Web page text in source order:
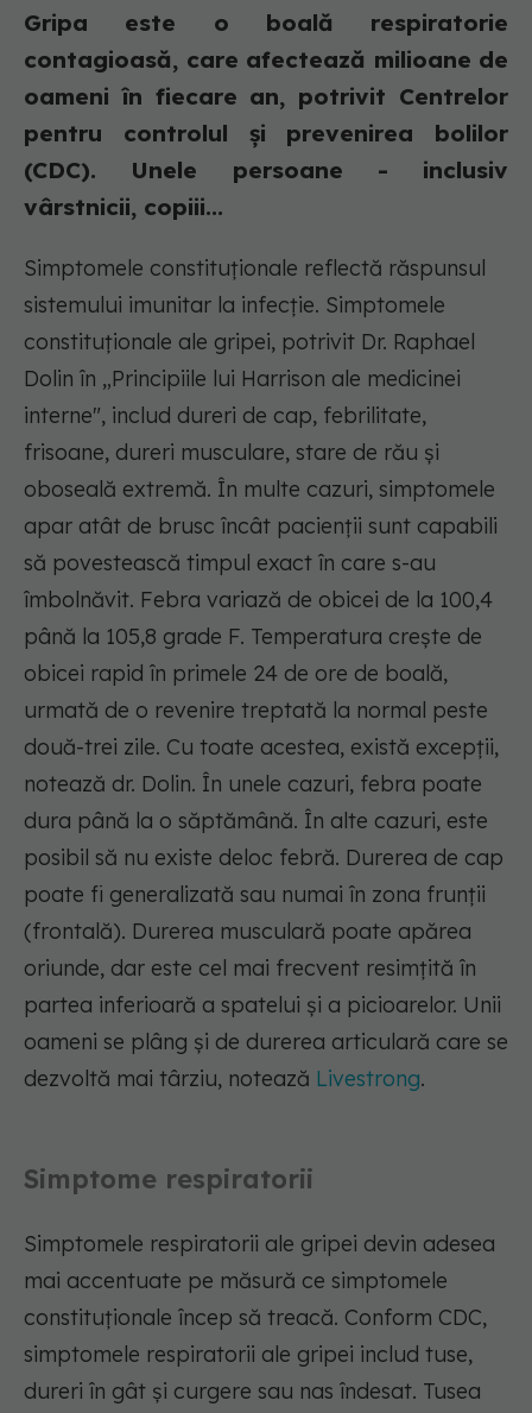
Gripa este o boală respiratorie
contagioasă, care afectează milioane de
oameni în fiecare an, potrivit Centrelor
pentru controlul și prevenirea bolilor
(CDC). Unele persoane - inclusiv
vârstnicii, copiii...
Simptomele constituționale reflectă răspunsul
sistemului imunitar la infecție. Simptomele
constituționale ale gripei, potrivit Dr. Raphael
Dolin în „Principiile lui Harrison ale medicinei
interne", includ dureri de cap, febrilitate,
frisoane, dureri musculare, stare de rău și
oboseală extremă. În multe cazuri, simptomele
apar atât de brusc încât pacienții sunt capabili
să povestească timpul exact în care s-au
îmbolnăvit. Febra variază de obicei de la 100,4
până la 105,8 grade F. Temperatura crește de
obicei rapid în primele 24 de ore de boală,
urmată de o revenire treptată la normal peste
două-trei zile. Cu toate acestea, există excepții,
notează dr. Dolin. În unele cazuri, febra poate
dura până la o săptămână. În alte cazuri, este
posibil să nu existe deloc febră. Durerea de cap
poate fi generalizată sau numai în zona frunții
(frontală). Durerea musculară poate apărea
oriunde, dar este cel mai frecvent resimțită în
partea inferioară a spatelui și a picioarelor. Unii
oameni se plâng și de durerea articulară care se
dezvoltă mai târziu, notează Livestrong.
Simptome respiratorii
Simptomele respiratorii ale gripei devin adesea
mai accentuate pe măsură ce simptomele
constituționale încep să treacă. Conform CDC,
simptomele respiratorii ale gripei includ tuse,
dureri în gât și curgere sau nas îndesat. Tusea